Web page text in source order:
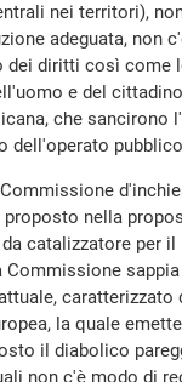
nei territori),
adeguata, non
dei diritti così come
e del
che sancirono
dell'operato
nella
catalizzatore per
caratterizzato
la quale
il diabolico
non c'è modo di